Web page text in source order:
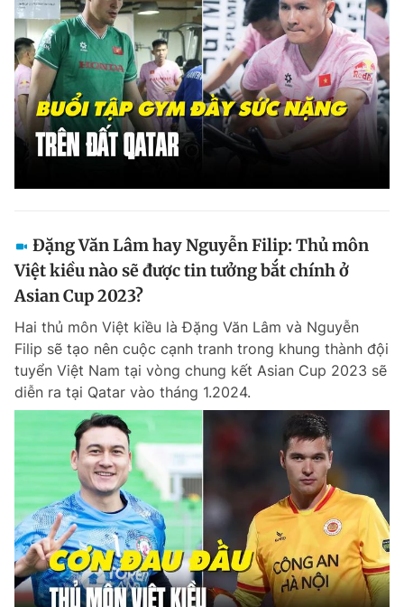
Giấy phép xuất bản số 110/GP - BTTTT cấp ngày 24.3.2020
© 2003-2026 Bản quyền thuộc về Báo Thanh Niên. Cấm sao chép
dưới mọi hình thức nếu không có sự chấp thuận bằng văn bản.
Phát triển bởi ePi Technologies, JSC.
Đặng Văn Lâm hay Nguyễn Filip: Thủ môn
Việt kiều nào sẽ được tin tưởng bắt chính ở
Asian Cup 2023?
Hai thủ môn Việt kiều là Đặng Văn Lâm và Nguyễn
Filip sẽ tạo nên cuộc cạnh tranh trong khung thành đội
tuyển Việt Nam tại vòng chung kết Asian Cup 2023 sẽ
diễn ra tại Qatar vào tháng 1.2024.